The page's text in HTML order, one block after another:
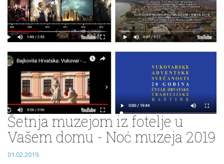
Šetnja muzejom iz fotelje u
Vašem domu - Noć muzeja 2019
01.02.2019.